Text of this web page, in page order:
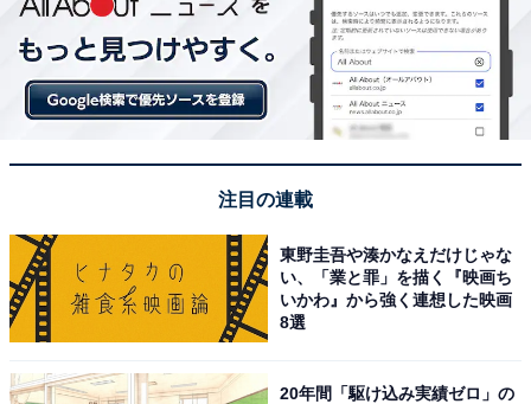
注目の連載
東野圭吾や湊かなえだけじゃな
い、「業と罪」を描く『映画ち
いかわ』から強く連想した映画
8選
20年間「駆け込み実績ゼロ」の